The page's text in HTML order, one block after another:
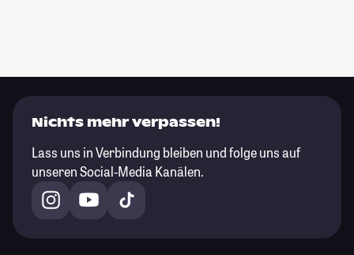
Nichts mehr verpassen!
Lass uns in Verbindung bleiben und folge uns auf
unseren Social-Media Kanälen.